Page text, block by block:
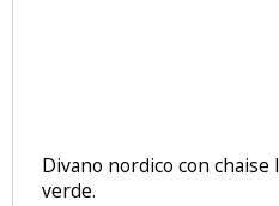
Divano nordico con
verde.